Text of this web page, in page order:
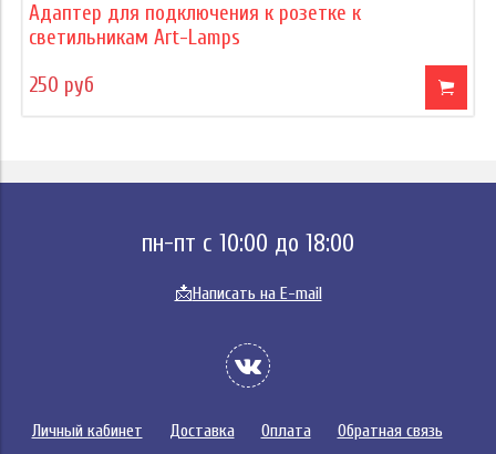
Адаптер для подключения к розетке к
светильникам Art-Lamps
250 руб
пн-пт с 10:00 до 18:00
📩Написать на E-mail
Личный кабинет Доставка Оплата
Обратная связь